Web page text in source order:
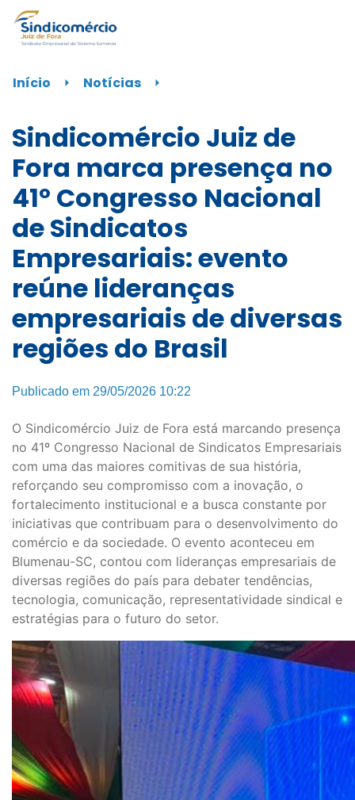
Início ⏵ Notícias ⏵
Sindicomércio Juiz de
Fora marca presença no
41º Congresso Nacional
de Sindicatos
Empresariais: evento
reúne lideranças
empresariais de diversas
regiões do Brasil
Publicado em 29/05/2026 10:22
O Sindicomércio Juiz de Fora está marcando presença
no 41º Congresso Nacional de Sindicatos Empresariais
com uma das maiores comitivas de sua história,
reforçando seu compromisso com a inovação, o
fortalecimento institucional e a busca constante por
iniciativas que contribuam para o desenvolvimento do
comércio e da sociedade. O evento aconteceu em
Blumenau-SC, contou com lideranças empresariais de
diversas regiões do país para debater tendências,
tecnologia, comunicação, representatividade sindical e
estratégias para o futuro do setor.